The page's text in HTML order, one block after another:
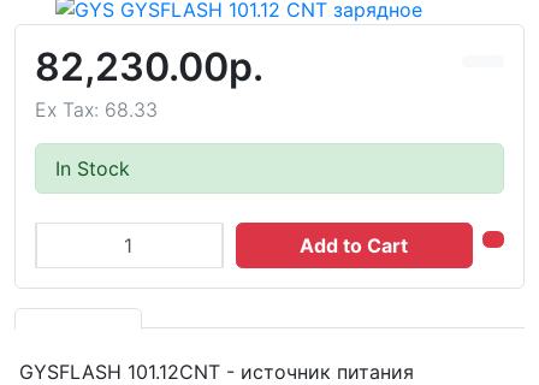
82,230.00р.
Ex Tax: 68.33
In Stock
Add to Cart
GYSFLASH 101.12CNT - источник питания